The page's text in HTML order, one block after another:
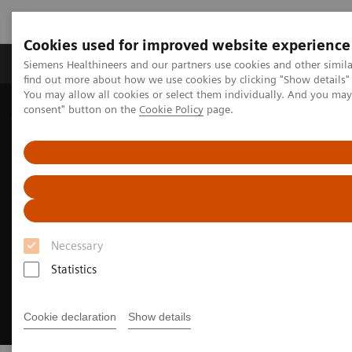
Cookies used for improved website experience
Siemens Healthineers and our partners use cookies and other
find out more about how we use cookies by clicking "Show
You may allow all cookies or select them individually. And you
consent" button on the Cookie Policy page.
Necessary
Statistics
Cookie declaration Show details
Продукція та сервіси Клінічні галузі
Домашня
Медична візуалізація